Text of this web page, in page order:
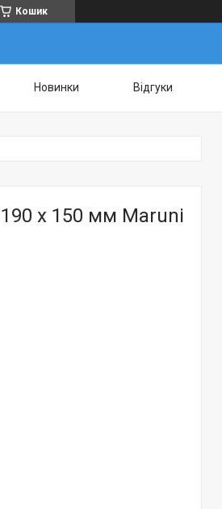
Кошик
Новинки Відгуки
х 150 мм Maruni